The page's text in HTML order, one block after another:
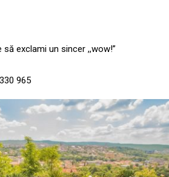
exclami un sincer ,,wow!”
965